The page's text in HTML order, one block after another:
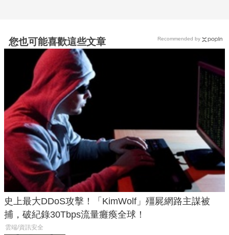
您也可能喜歡這些文章
史上最大DDoS攻擊！「KimWolf」殭屍網路主謀被
捕，破紀錄30Tbps流量癱瘓全球！
雲端/資訊安全
Recommended by